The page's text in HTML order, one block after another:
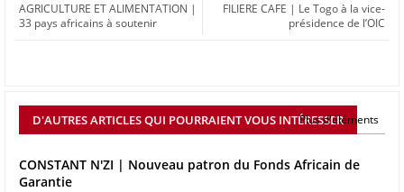
FILIERE CAFE | Le Togo à la vice-
présidence de l’OIC
AGRICULTURE ET ALIMENTATION |
33 pays africains à soutenir
D'AUTRES ARTICLES QUI POURRAIENT VOUS INTÉRESSER
Plus d'éléments
CONSTANT N'ZI | Nouveau patron du Fonds Africain de
Garantie